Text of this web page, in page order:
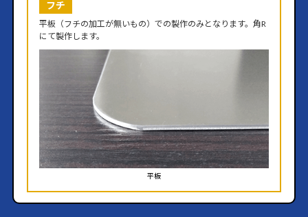
フチ
平板（フチの加工が無いもの）での製作のみとなります。角R
にて製作します。
平板